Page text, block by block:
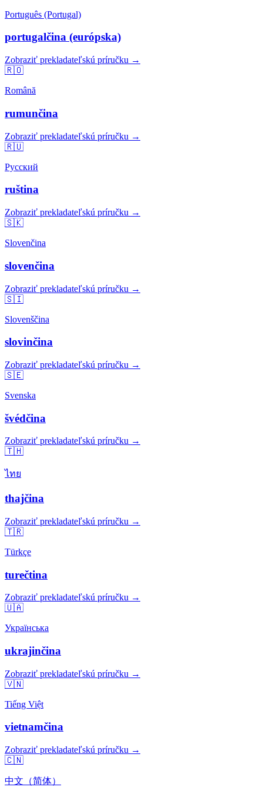
Português (Portugal)
portugalčina (európska)
Zobraziť prekladateľskú príručku →
🇷🇴
Română
rumunčina
Zobraziť prekladateľskú príručku →
🇷🇺
Русский
ruština
Zobraziť prekladateľskú príručku →
🇸🇰
Slovenčina
slovenčina
Zobraziť prekladateľskú príručku →
🇸🇮
Slovenščina
slovinčina
Zobraziť prekladateľskú príručku →
🇸🇪
Svenska
švédčina
Zobraziť prekladateľskú príručku →
🇹🇭
ไทย
thajčina
Zobraziť prekladateľskú príručku →
🇹🇷
Türkçe
turečtina
Zobraziť prekladateľskú príručku →
🇺🇦
Українська
ukrajinčina
Zobraziť prekladateľskú príručku →
🇻🇳
Tiếng Việt
vietnamčina
Zobraziť prekladateľskú príručku →
🇨🇳
中文（简体）